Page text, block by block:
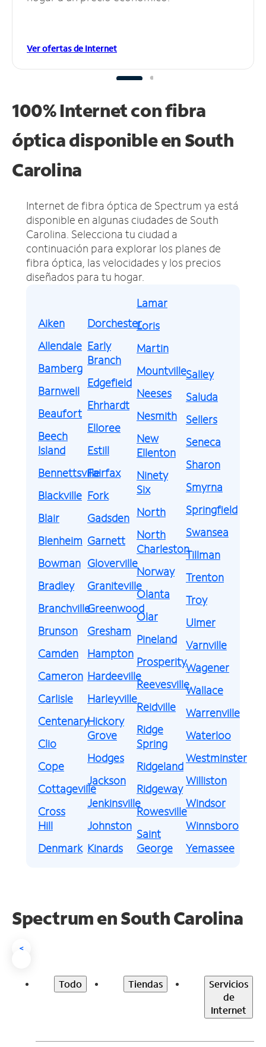
Ver ofertas de Internet
100% Internet con fibra
óptica disponible en South
Carolina
Internet de fibra óptica de Spectrum ya está
disponible en algunas ciudades de South
Carolina. Selecciona tu ciudad a
continuación para explorar los planes de
fibra óptica, las velocidades y los precios
diseñados para tu hogar.
Aiken
Allendale
Bamberg
Barnwell
Beaufort
Beech
Island
Bennettsville
Blackville
Blair
Blenheim
Bowman
Bradley
Branchville
Brunson
Camden
Cameron
Carlisle
Centenary
Clio
Cope
Cottageville
Cross
Hill
Denmark
Dorchester
Early
Branch
Edgefield
Ehrhardt
Elloree
Estill
Fairfax
Fork
Gadsden
Garnett
Gloverville
Graniteville
Greenwood
Gresham
Hampton
Hardeeville
Harleyville
Hickory
Grove
Hodges
Jackson
Jenkinsville
Johnston
Kinards
Lamar
Loris
Martin
Mountville
Neeses
Nesmith
New
Ellenton
Ninety
Six
North
North
Charleston
Norway
Olanta
Olar
Pineland
Prosperity
Reevesville
Reidville
Ridge
Spring
Ridgeland
Ridgeway
Rowesville
Saint
George
Salley
Saluda
Sellers
Seneca
Sharon
Smyrna
Springfield
Swansea
Tillman
Trenton
Troy
Ulmer
Varnville
Wagener
Wallace
Warrenville
Waterloo
Westminster
Williston
Windsor
Winnsboro
Yemassee
Spectrum enSouth Carolina
<
Todo Tiendas
Servicios
de
Internet